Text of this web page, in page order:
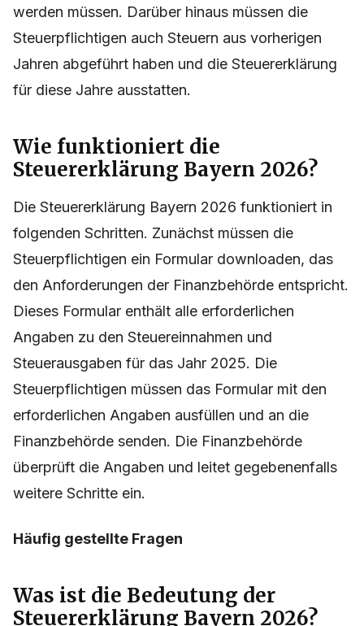
werden müssen. Darüber hinaus müssen die
Steuerpflichtigen auch Steuern aus vorherigen
Jahren abgeführt haben und die Steuererklärung
für diese Jahre ausstatten.
Wie funktioniert die
Steuererklärung Bayern 2026?
Die Steuererklärung Bayern 2026 funktioniert in
folgenden Schritten. Zunächst müssen die
Steuerpflichtigen ein Formular downloaden, das
den Anforderungen der Finanzbehörde entspricht.
Dieses Formular enthält alle erforderlichen
Angaben zu den Steuereinnahmen und
Steuerausgaben für das Jahr 2025. Die
Steuerpflichtigen müssen das Formular mit den
erforderlichen Angaben ausfüllen und an die
Finanzbehörde senden. Die Finanzbehörde
überprüft die Angaben und leitet gegebenenfalls
weitere Schritte ein.
Häufig gestellte Fragen
Was ist die Bedeutung der
Steuererklärung Bayern 2026?